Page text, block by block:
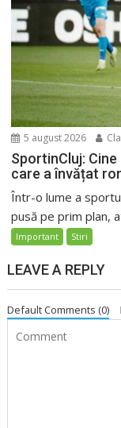
5 august 2026
SportinCluj:
care a învățat
Într-o lume a
pusă pe prim plan,
Important Stiri
LEAVE A REPLY
Default Comments (0)